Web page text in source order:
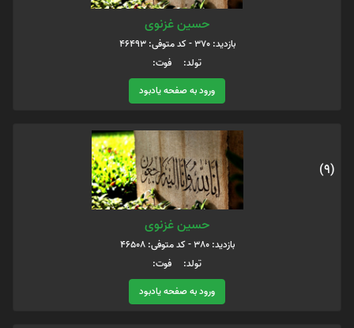
حسین غزنوی
بازدید: 370 - کد متوفی: 46493
تولد: فوت:
ورود به صفحه یادبود
(9)
حسین غزنوی
بازدید: 380 - کد متوفی: 46508
تولد: فوت:
ورود به صفحه یادبود